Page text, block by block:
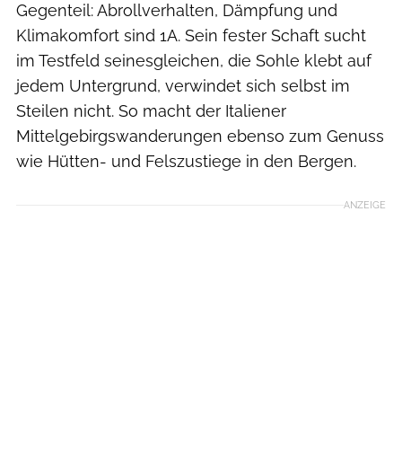
Gegenteil: Abrollverhalten, Dämpfung und
Klimakomfort sind 1A. Sein fester Schaft sucht
im Testfeld seinesgleichen, die Sohle klebt auf
jedem Untergrund, verwindet sich selbst im
Steilen nicht. So macht der Italiener
Mittelgebirgswanderungen ebenso zum Genuss
wie Hütten- und Felszustiege in den Bergen.
ANZEIGE